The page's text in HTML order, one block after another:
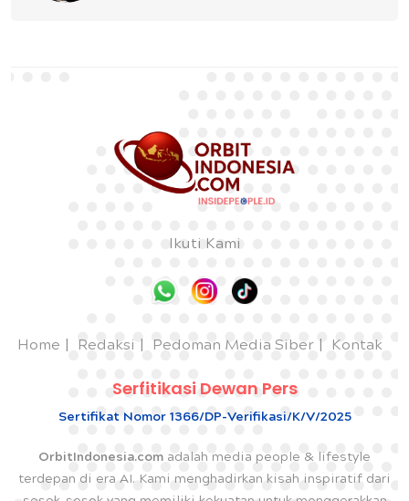
Ikuti Kami
Home Redaksi Pedoman Media Siber Kontak
Serfitikasi Dewan Pers
Sertifikat Nomor 1366/DP-Verifikasi/K/V/2025
OrbitIndonesia.com adalah media people & lifestyle
terdepan di era AI. Kami menghadirkan kisah inspiratif dari